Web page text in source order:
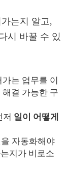
는지 알고,
시 바꿀 수 있
는 업무를 이
결 가능한 구
저 일이 어떻게
자동화해야
지가 비로소